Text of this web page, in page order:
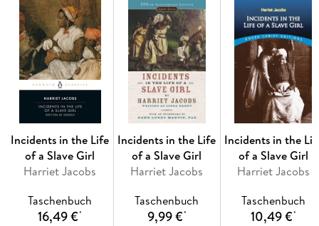
Incidents in the Life
of a Slave Girl
Harriet Jacobs
Taschenbuch
16,49 €*
Incidents in the Life
of a Slave Girl
Harriet Jacobs
Taschenbuch
9,99 €*
Incidents in the
of a Slave Girl
Harriet Jacobs
Taschenbuch
10,49 €*